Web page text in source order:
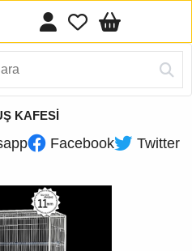
KAFESİ
Facebook Twitter